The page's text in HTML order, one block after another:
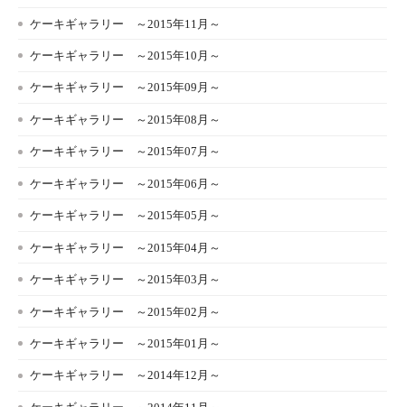
ケーキギャラリー ～2015年11月～
ケーキギャラリー ～2015年10月～
ケーキギャラリー ～2015年09月～
ケーキギャラリー ～2015年08月～
ケーキギャラリー ～2015年07月～
ケーキギャラリー ～2015年06月～
ケーキギャラリー ～2015年05月～
ケーキギャラリー ～2015年04月～
ケーキギャラリー ～2015年03月～
ケーキギャラリー ～2015年02月～
ケーキギャラリー ～2015年01月～
ケーキギャラリー ～2014年12月～